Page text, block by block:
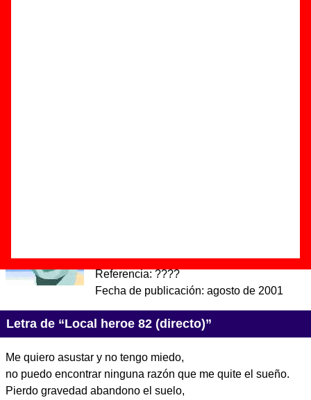
Discográfica(s):Elefant Records-
Referencia: ????
Fecha de publicación: agosto de 2001
Letra de “Local heroe 82 (directo)”
Me quiero asustar y no tengo miedo,
no puedo encontrar ninguna razón que me quite el sueño.
Pierdo gravedad abandono el suelo,